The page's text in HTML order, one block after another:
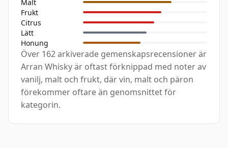
Malt
Frukt
Citrus
Lätt
Honung
Över 162 arkiverade gemenskapsrecensioner är
Arran Whisky är oftast förknippad med noter av
vanilj, malt och frukt, där vin, malt och päron
förekommer oftare än genomsnittet för
kategorin.